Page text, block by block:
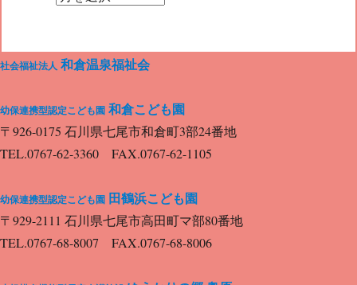
ー
シ
ョ
社会福祉法人 和倉温泉福祉会
幼保連携型認定こども園 和倉こども園
〒926-0175 石川県七尾市和倉町3部24番地
TEL.0767-62-3360 FAX.0767-62-1105
幼保連携型認定こども園 田鶴浜こども園
〒929-2111 石川県七尾市高田町マ部80番地
TEL.0767-68-8007 FAX.0767-68-8006